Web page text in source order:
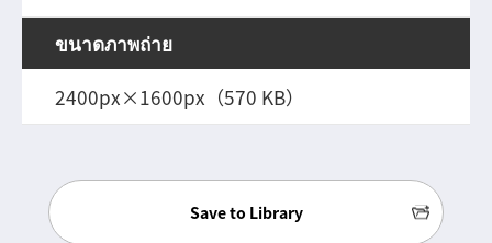
ขนาดภาพถ่าย
2400px×1600px（570 KB）
Save to Library